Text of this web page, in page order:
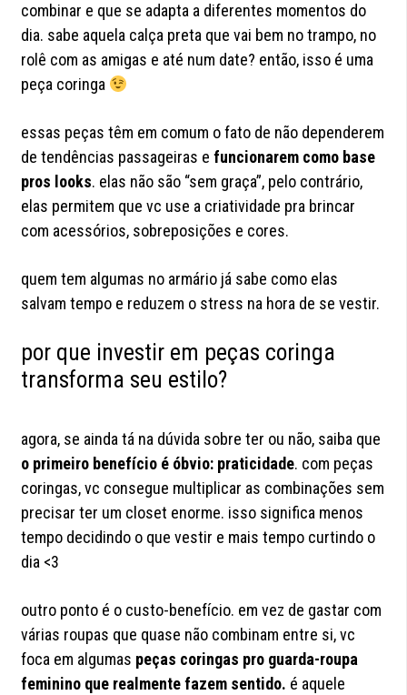
combinar e que se adapta a diferentes momentos do
dia. sabe aquela calça preta que vai bem no trampo, no
rolê com as amigas e até num date? então, isso é uma
peça coringa
essas peças têm em comum o fato de não dependerem
de tendências passageiras efuncionarem como base
pros looks. elas não são “sem graça”, pelo contrário,
elas permitem que vc use a criatividade pra brincar
com acessórios, sobreposições e cores.
quem tem algumas no armário já sabe como elas
salvam tempo e reduzem o stress na hora de se vestir.
por que investir em peças coringa
transforma seu estilo?
agora, se ainda tá na dúvida sobre ter ou não, saiba que
o primeiro benefício é óbvio: praticidade. com peças
coringas, vc consegue multiplicar as combinações sem
precisar ter um closet enorme. isso significa menos
tempo decidindo o que vestir e mais tempo curtindo o
dia <3
outro ponto é o custo-benefício. em vez de gastar com
várias roupas que quase não combinam entre si, vc
foca em algumas peças coringas pro guarda-roupa
feminino que realmente fazem sentido. é aquele